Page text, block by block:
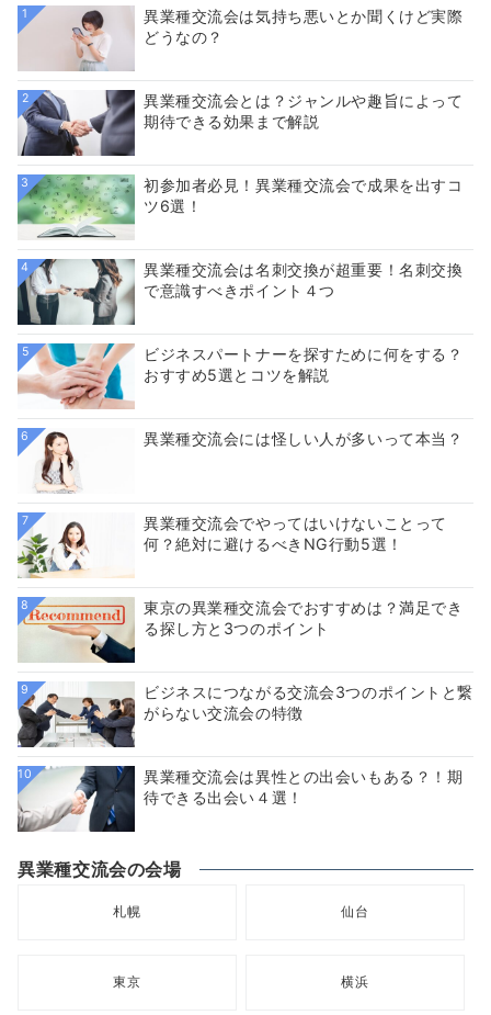
1
異業種交流会は気持ち悪いとか聞くけど実際
どうなの？
2
異業種交流会とは？ジャンルや趣旨によって
期待できる効果まで解説
3
初参加者必見！異業種交流会で成果を出すコ
ツ6選！
4
異業種交流会は名刺交換が超重要！名刺交換
で意識すべきポイント４つ
5
ビジネスパートナーを探すために何をする？
おすすめ5選とコツを解説
6 異業種交流会には怪しい人が多いって本当？
7
異業種交流会でやってはいけないことって
何？絶対に避けるべきNG行動5選！
8
東京の異業種交流会でおすすめは？満足でき
る探し方と3つのポイント
9
ビジネスにつながる交流会3つのポイントと繋
がらない交流会の特徴
10
異業種交流会は異性との出会いもある？！期
待できる出会い４選！
異業種交流会の会場
札幌 仙台
東京 横浜